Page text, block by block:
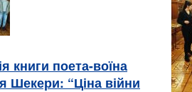
книги поета-воїна
Шекери: “Ціна війни